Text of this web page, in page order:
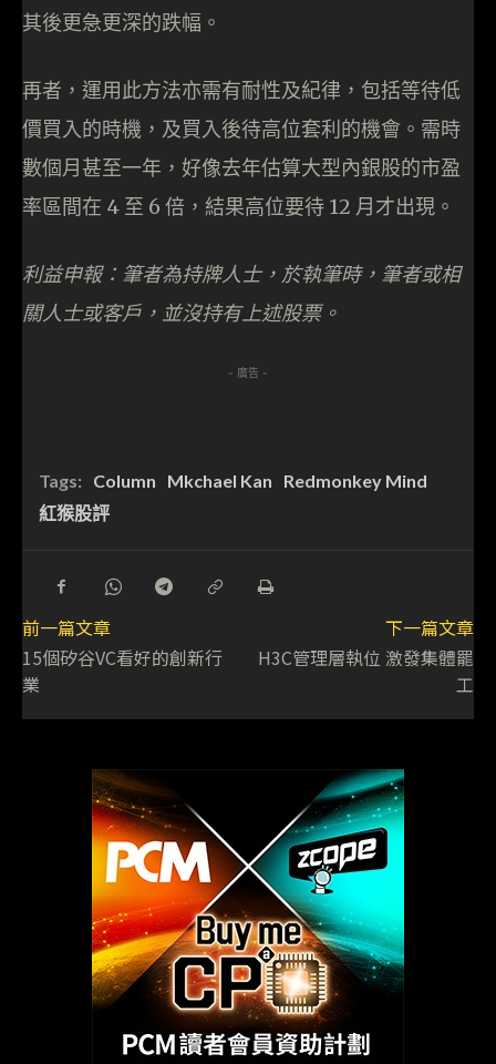
其後更急更深的跌幅。
再者，運用此方法亦需有耐性及紀律，包括等待低
價買入的時機，及買入後待高位套利的機會。需時
數個月甚至一年，好像去年估算大型內銀股的市盈
率區間在 4 至 6 倍，結果高位要待 12 月才出現。
利益申報：筆者為持牌人士，於執筆時，筆者或相
關人士或客戶，並沒持有上述股票。
- 廣告 -
Tags: Column Mkchael Kan
Redmonkey Mind
紅猴股評
前一篇文章
15個矽谷VC看好的創新行
業
下一篇文章
H3C管理層執位 激發集體罷
工